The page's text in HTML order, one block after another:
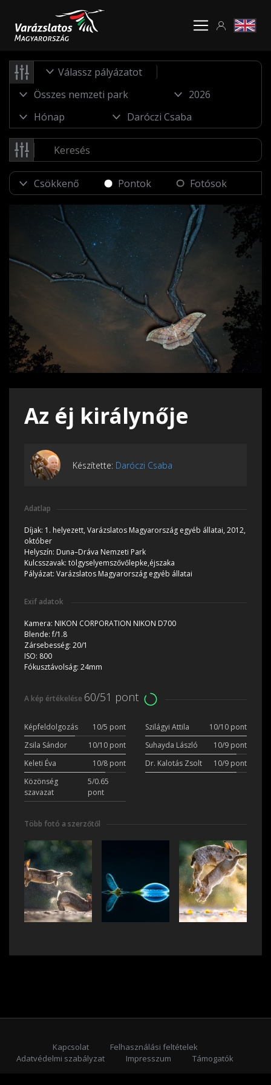
Válassz pályázatot
Pontok Fotósok
Az éj királynője
Készítette: Daróczi Csaba
Adatlap
Díjak: 1. helyezett, Varázslatos Magyarország egyéb állatai, 2012,
október
Helyszín: Duna–Dráva Nemzeti Park
Kulcsszavak: tölgyselyemszővőlepke,éjszaka
Pályázat: Varázslatos Magyarország egyéb állatai
Exif adatok
Kamera: NIKON CORPORATION NIKON D700
Blende:f/1.8
Zársebesség: 20/1
ISO: 800
Fókusztávolság: 24mm
A kép értékelése 60/51 pont
Képfeldolgozás 10/5 pont Szilágyi Attila
10/10 pont
Zsila Sándor
10/10 pont Suhayda László
10/9 pont
Keleti Éva
10/8 pont Dr. Kalotás Zsolt
10/9 pont
Közönség
szavazat
5/0.65
pont
Több fotó a szerzőtől
Kapcsolat
Felhasználási feltételek
Adatvédelmi szabályzat
Impresszum
Támogatók